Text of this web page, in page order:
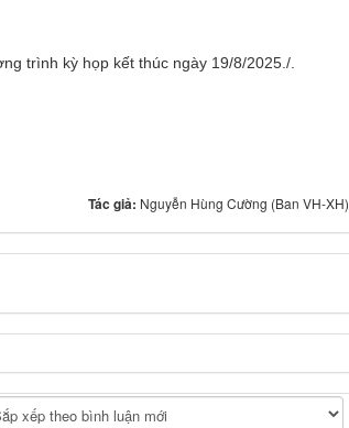
trình kỳ họp kết thúc ngày 19/8/2025./.
Tác giả: Nguyễn Hùng Cường (Ban VH-XH)